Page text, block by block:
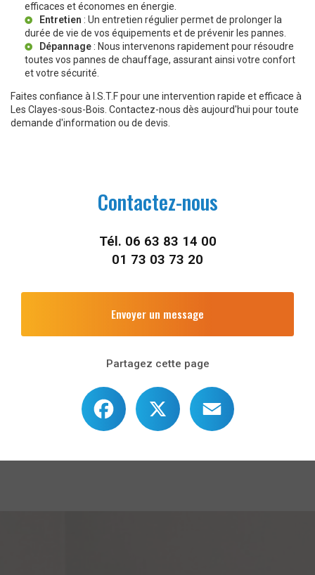
efficaces et économes en énergie.
Entretien : Un entretien régulier permet de prolonger la
durée de vie de vos équipements et de prévenir les pannes.
Dépannage : Nous intervenons rapidement pour résoudre
toutes vos pannes de chauffage, assurant ainsi votre confort
et votre sécurité.
Faites confiance à I.S.T.F pour une intervention rapide et efficace à
Les Clayes-sous-Bois. Contactez-nous dès aujourd'hui pour toute
demande d'information ou de devis.
Contactez-nous
Tél. 06 63 83 14 00
01 73 03 73 20
Envoyer un message
Partagez cette page
Facebook